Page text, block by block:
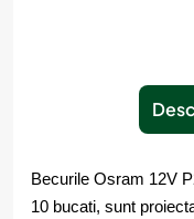
Becurile Osram 12V
10 bucati, sunt